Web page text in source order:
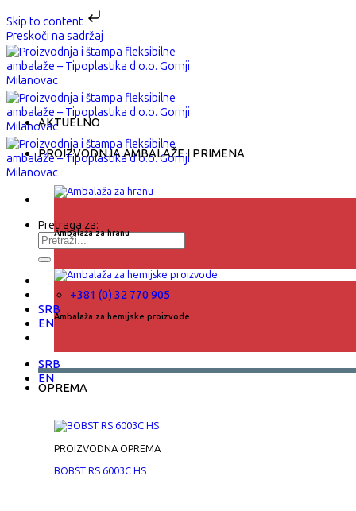
Skip to content
Preskoči na sadržaj
Pretraga za:
+381 (0) 32 770 905
SRB
EN
SRB
EN
AKTUELNO
PROIZVODNJA AMBALAŽE I PRIMENA
Ambalaža za hranu
Ambalaža za hemijske proizvode
OPREMA
PROIZVODNA OPREMA
BOBST RS 6003C HS